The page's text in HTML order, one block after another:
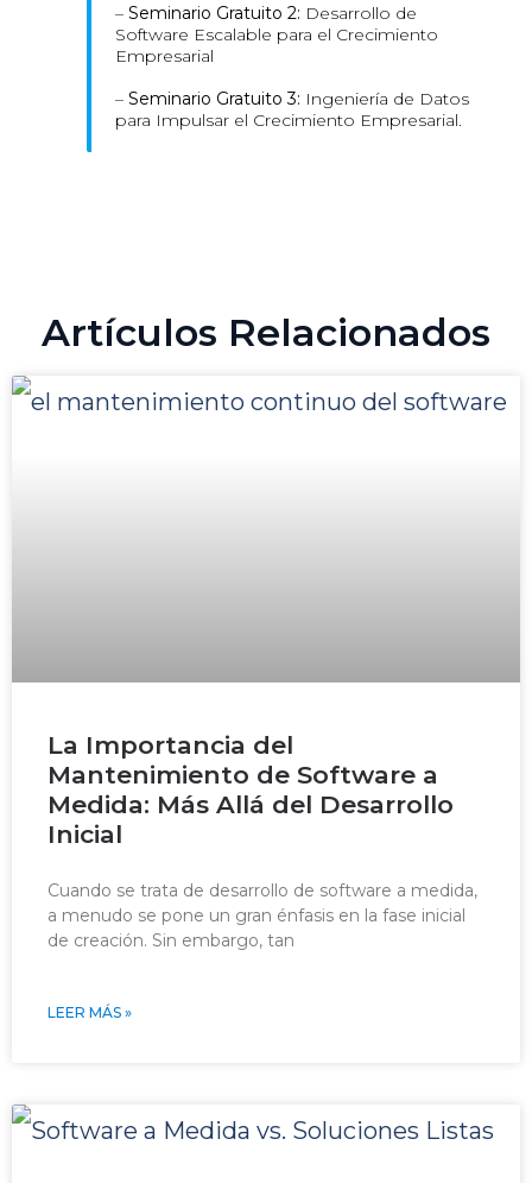
–Seminario Gratuito 2: Desarrollo de
Software Escalable para el Crecimiento
Empresarial
–Seminario Gratuito 3: Ingeniería de Datos
para Impulsar el Crecimiento Empresarial.
Artículos Relacionados
La Importancia del
Mantenimiento de Software a
Medida: Más Allá del Desarrollo
Inicial
Cuando se trata de desarrollo de software a medida,
a menudo se pone un gran énfasis en la fase inicial
de creación. Sin embargo, tan
LEER MÁS »